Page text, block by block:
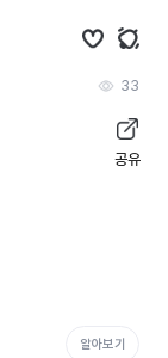
33
공유
알아보기